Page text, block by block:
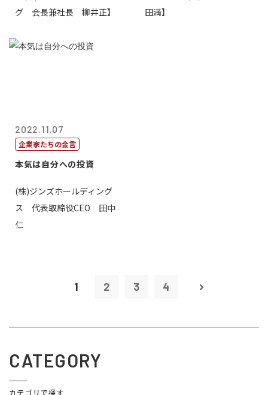
グ 会長兼社長 柳井正】
田満】
2022.11.07
企業家たちの金言
本気は自分への投資
(株)ジンズホールディング
ス 代表取締役CEO 田中
仁
1 2 3 4
CATEGORY
カテゴリで探す